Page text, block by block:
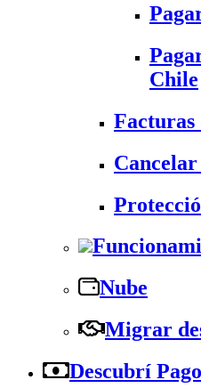
Chile
Facturas
Nube
Migrar
Descubrí